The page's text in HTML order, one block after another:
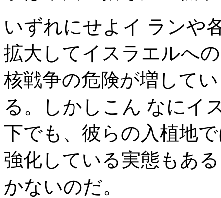
いずれにせよイ ランや
拡大してイスラエルへ
核戦争の危険が増して
る。しかしこん なにイ
下でも、彼らの入植地
強化している実態もあ
かないのだ。